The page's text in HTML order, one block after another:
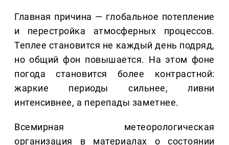
Главная причина — глобальное потепление
и перестройка атмосферных процессов.
Теплее становится не каждый день подряд,
но общий фон повышается. На этом фоне
погода становится более контрастной:
жаркие периоды сильнее, ливни
интенсивнее, а перепады заметнее.
Всемирная метеорологическая
организация в материалах о состоянии